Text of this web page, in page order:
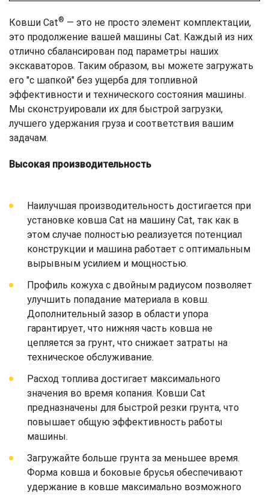
Ковши Cat® — это не просто элемент комплектации,
это продолжение вашей машины Cat. Каждый из них
отлично сбалансирован под параметры наших
экскаваторов. Таким образом, вы можете загружать
его "с шапкой" без ущерба для топливной
эффективности и технического состояния машины.
Мы сконструировали их для быстрой загрузки,
лучшего удержания груза и соответствия вашим
задачам.
Высокая производительность
Наилучшая производительность достигается при
установке ковша Cat на машину Cat, так как в
этом случае полностью реализуется потенциал
конструкции и машина работает с оптимальным
вырывным усилием и мощностью.
Профиль кожуха с двойным радиусом позволяет
улучшить попадание материала в ковш.
Дополнительный зазор в области упора
гарантирует, что нижняя часть ковша не
цепляется за грунт, что снижает затраты на
техническое обслуживание.
Расход топлива достигает максимального
значения во время копания. Ковши Cat
предназначены для быстрой резки грунта, что
повышает общую эффективность работы
машины.
Загружайте больше грунта за меньшее время.
Форма ковша и боковые брусья обеспечивают
удержание в ковше максимально возможного